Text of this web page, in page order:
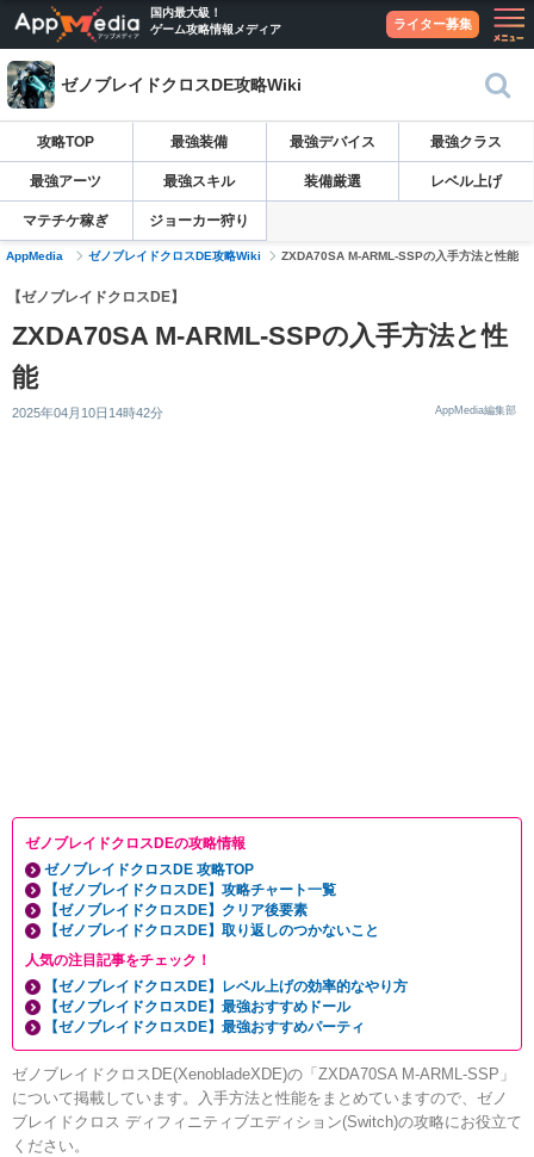
国内最大級！
ゲーム攻略情報メディア
ライター募集
ゼノブレイドクロスDE攻略Wiki
攻略TOP 最強装備 最強デバイス 最強クラス
最強アーツ 最強スキル 装備厳選 レベル上げ
マテチケ稼ぎ ジョーカー狩り
AppMedia ゼノブレイドクロスDE攻略Wiki ZXDA70SA M-ARML-SSPの入手方法と性能
【ゼノブレイドクロスDE】
ZXDA70SA M-ARML-SSPの入手方法と性
能
2025年04月10日14時42分 AppMedia編集部
ゼノブレイドクロスDEの攻略情報
ゼノブレイドクロスDE 攻略TOP
【ゼノブレイドクロスDE】攻略チャート一覧
【ゼノブレイドクロスDE】クリア後要素
【ゼノブレイドクロスDE】取り返しのつかないこと
人気の注目記事をチェック！
【ゼノブレイドクロスDE】レベル上げの効率的なやり方
【ゼノブレイドクロスDE】最強おすすめドール
【ゼノブレイドクロスDE】最強おすすめパーティ
ゼノブレイドクロスDE(XenobladeXDE)の「ZXDA70SA M-ARML-SSP」
について掲載しています。入手方法と性能をまとめていますので、ゼノ
ブレイドクロス ディフィニティブエディション(Switch)の攻略にお役立て
ください。